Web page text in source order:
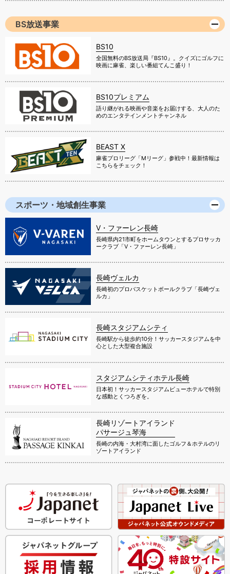
BS放送事業
BS10
全国無料のBS放送局『BS10』。クイズにゴルフに
映画に麻雀、楽しい番組てんこ盛り！
BS10プレミアム
語り継がれる映画や音楽をお届けする、大人のた
めのエンタテインメントチャンネル
BEAST X
麻雀プロリーグ「Mリーグ」参戦中！最新情報は
こちらをチェック！
スポーツ・地域創生事業
V・ファーレン長崎
長崎県内21市町をホームタウンとするプロサッカ
ークラブ「V・ファーレン長崎」
長崎ヴェルカ
長崎初のプロバスケットボールクラブ「長崎ヴェ
ルカ」
長崎スタジアムシティ
長崎駅から徒歩約10分！サッカースタジアムを中
心とした大型複合施設
スタジアムシティホテル長崎
日本初！サッカースタジアムビューホテルで特別
な感動とくつろぎを。
長崎リゾートアイランド
パサージュ琴海
長崎の内海・大村湾に面したゴルフ＆ホテルのリ
ゾートアイランド